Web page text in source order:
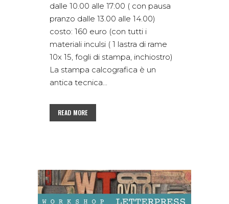
dalle 10.00 alle 17:00 ( con pausa
pranzo dalle 13.00 alle 14.00)
costo: 160 euro (con tutti i
materiali inculsi ( 1 lastra di rame
10x 15, fogli di stampa, inchiostro)
La stampa calcografica è un
antica tecnica...
READ MORE